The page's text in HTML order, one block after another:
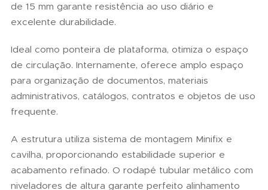
de 15 mm garante resistência ao uso diário e
excelente durabilidade.
Ideal como ponteira de plataforma, otimiza o espaço
de circulação. Internamente, oferece amplo espaço
para organização de documentos, materiais
administrativos, catálogos, contratos e objetos de uso
frequente.
A estrutura utiliza sistema de montagem Minifix e
cavilha, proporcionando estabilidade superior e
acabamento refinado. O rodapé tubular metálico com
niveladores de altura garante perfeito alinhamento